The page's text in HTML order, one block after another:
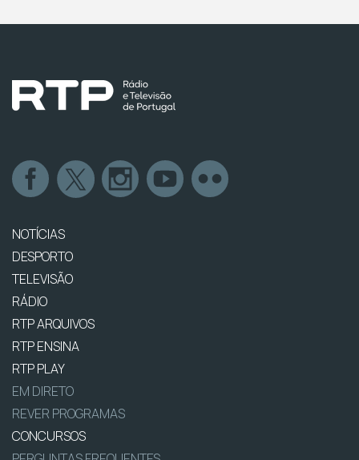
NOTÍCIAS
DESPORTO
TELEVISÃO
RÁDIO
RTP ARQUIVOS
RTP ENSINA
RTP PLAY
EM DIRETO
REVER PROGRAMAS
CONCURSOS